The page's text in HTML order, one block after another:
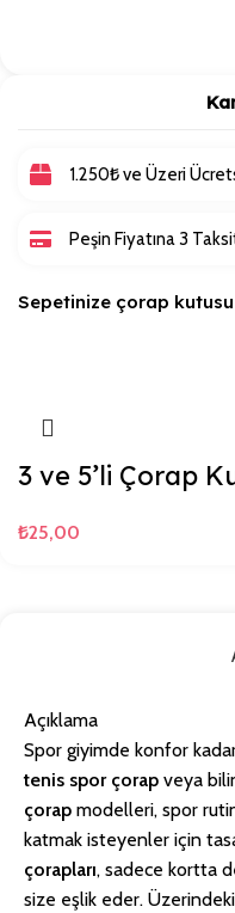
1.250₺ ve Üzeri
Peşin Fiyatına 3
Sepetinize çorap
3 ve 5’li Çorap
₺25,00
Açıklama
Spor giyimde konfor
tenis spor çorap veya
çorap modelleri, spor
katmak isteyenler için
çorapları, sadece kortta
size eşlik eder.